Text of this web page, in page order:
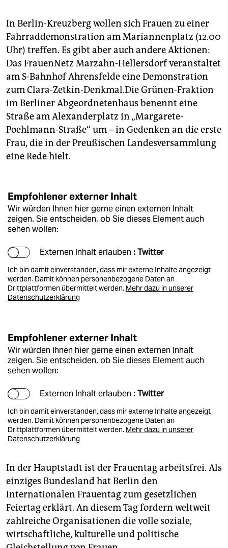
In Berlin-Kreuzberg wollen sich Frauen zu einer
Fahrraddemonstration am Mariannenplatz (12.00
Uhr) treffen. Es gibt aber auch andere Aktionen:
Das FrauenNetz Marzahn-Hellersdorf veranstaltet
am S-Bahnhof Ahrensfelde eine Demonstration
zum Clara-Zetkin-Denkmal.Die Grünen-Fraktion
im Berliner Abgeordnetenhaus benennt eine
Straße am Alexanderplatz in „Margarete-
Poehlmann-Straße“ um – in Gedenken an die erste
Frau, die in der Preußischen Landesversammlung
eine Rede hielt.
Empfohlener externer Inhalt
Wir würden Ihnen hier gerne einen externen Inhalt
zeigen. Sie entscheiden, ob Sie dieses Element auch
sehen wollen:
Externen Inhalt erlauben : Twitter
Ich bin damit einverstanden, dass mir externe Inhalte angezeigt
werden. Damit können personenbezogene Daten an
Drittplattformen übermittelt werden. Mehr dazu in unserer
Datenschutzerklärung
Empfohlener externer Inhalt
Wir würden Ihnen hier gerne einen externen Inhalt
zeigen. Sie entscheiden, ob Sie dieses Element auch
sehen wollen:
Externen Inhalt erlauben : Twitter
Ich bin damit einverstanden, dass mir externe Inhalte angezeigt
werden. Damit können personenbezogene Daten an
Drittplattformen übermittelt werden. Mehr dazu in unserer
Datenschutzerklärung
In der Hauptstadt ist der Frauentag arbeitsfrei. Als
einziges Bundesland hat Berlin den
Internationalen Frauentag zum gesetzlichen
Feiertag erklärt. An diesem Tag fordern weltweit
zahlreiche Organisationen die volle soziale,
wirtschaftliche, kulturelle und politische